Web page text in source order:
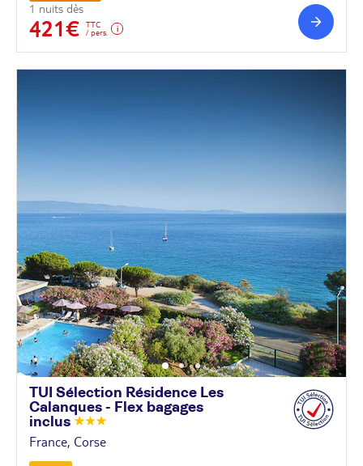
1 nuits dès
421€
TTC
/ pers.
TUI Sélection Résidence Les
Calanques - Flex bagages
inclus
France, Corse